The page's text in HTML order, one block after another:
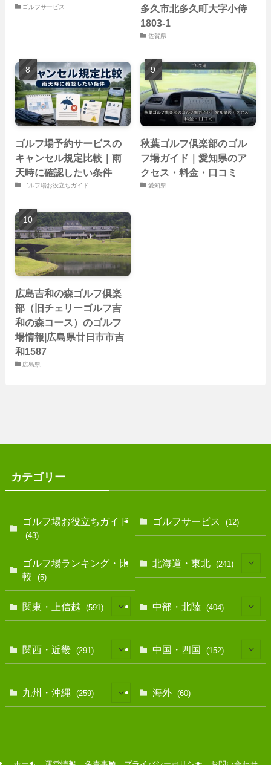
ゴルフサービス
多久市北多久町大字小侍
1803-1
佐賀県
ゴルフ場予約サービスの
キャンセル規定比較｜雨
天時に確認したい条件
ゴルフ場お役立ちガイド
秋葉ゴルフ倶楽部のゴル
フ場ガイド｜愛知県のア
クセス・料金・口コミ
愛知県
広島吉和の森ゴルフ倶楽
部（旧チェリーゴルフ吉
和の森コース）のゴルフ
場情報|広島県廿日市市吉
和1587
広島県
カテゴリー
ゴルフ場お役立ちガイド
(43)
ゴルフサービス (12)
ゴルフ場ランキング・比
較
(5)
北海道・東北 (241)
(35)
関東・上信越 (591)
(114)
(14)
中部・北陸 (404)
(60)
関西・近畿 (291) 中国・四国 (152)
九州・沖縄 (259) 海外 (60)